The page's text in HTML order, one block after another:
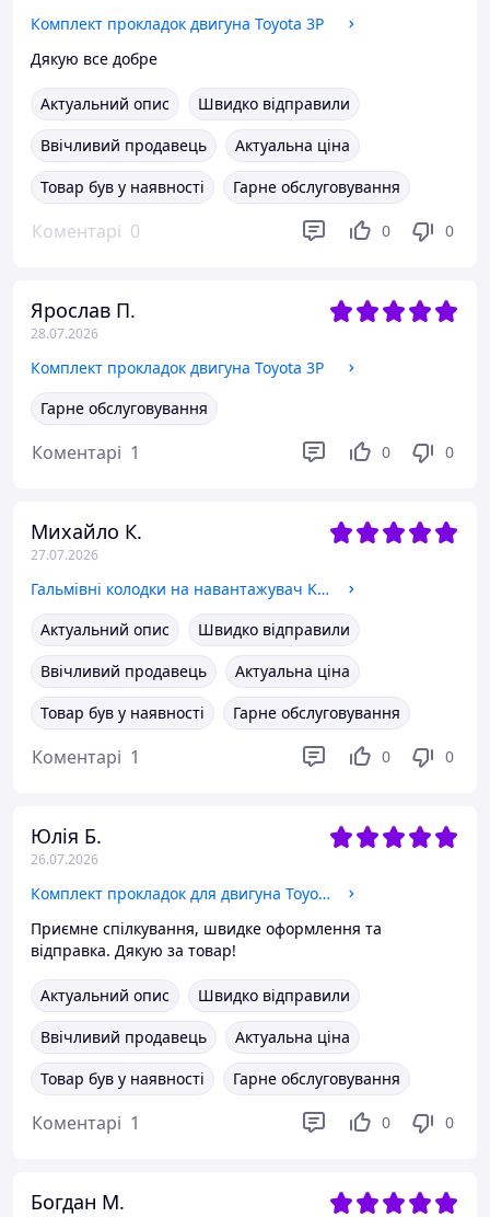
Комплект прокладок двигуна Toyota 3P
Дякую все добре
Актуальний опис
Швидко відправили
Ввічливий продавець
Актуальна ціна
Товар був у наявності
Гарне обслуговування
Коментарі 0 0 0
Ярослав П.
28.07.2026
Комплект прокладок двигуна Toyota 3P
Гарне обслуговування
Коментарі 1 0 0
Михайло К.
27.07.2026
Гальмівні колодки на навантажувач Komatsu
Актуальний опис
Швидко відправили
Ввічливий продавець
Актуальна ціна
Товар був у наявності
Гарне обслуговування
Коментарі 1 0 0
Юлія Б.
26.07.2026
Комплект прокладок для двигуна Toyota 4P
Приємне спілкування, швидке оформлення та
відправка. Дякую за товар!
Актуальний опис
Швидко відправили
Ввічливий продавець
Актуальна ціна
Товар був у наявності
Гарне обслуговування
Коментарі 1 0 0
Богдан М.